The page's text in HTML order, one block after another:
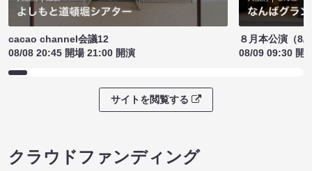
cacao channel会議12
08/08 20:45 開場 21:00 開演
８月本公演（8/
08/09 09:30 開
サイトを閲覧する
クラウドファンディング